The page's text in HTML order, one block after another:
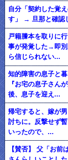
自分「契約した覚
す」 → 旦那と確認
戸籍謄本を取りに
事が発覚した→即別
ら信じられない...
知的障害の息子と
『お宅の息子さん
後、息子を迎え...
帰宅すると、嫁が
討ちに。反撃せず
いったので、...
【賛否】 父「お